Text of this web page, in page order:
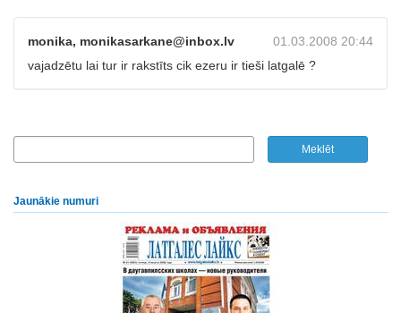
01.03.2008 20:44
monika, monikasarkane@inbox.lv
vajadzētu lai tur ir rakstīts cik ezeru ir tieši latgalē ?
Jaunākie numuri